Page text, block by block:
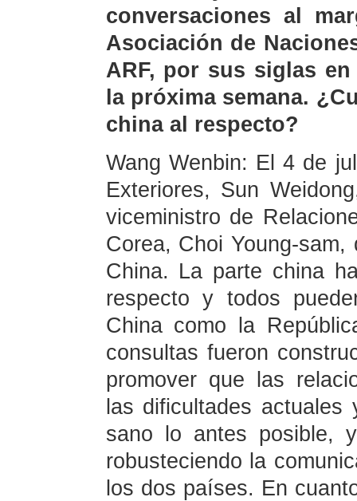
conversaciones al
Asociación de
ARF, por sus siglas
la próxima semana.
china al respecto?
Wang Wenbin: El 4 de
Exteriores, Sun
viceministro de
Corea, Choi Young-
China. La parte china
respecto y todos
China como la
consultas fueron
promover que las
las dificultades
sano lo antes posible,
robusteciendo la
los dos países. En